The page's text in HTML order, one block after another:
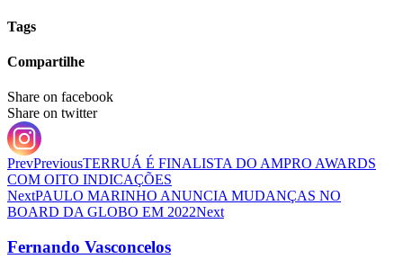
Tags
Compartilhe
Share on facebook
Share on twitter
PrevPreviousTERRUÁ É FINALISTA DO AMPRO AWARDS
COM OITO INDICAÇÕES
NextPAULO MARINHO ANUNCIA MUDANÇAS NO
BOARD DA GLOBO EM 2022Next
Fernando Vasconcelos